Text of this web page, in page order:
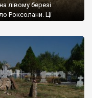
лівому березі
Роксолани. Ці
краєзнавців.